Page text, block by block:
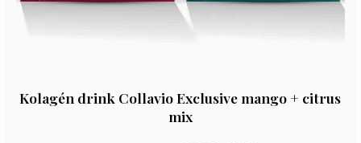
Kolagén drink Collavio Exclusive mango + citrus
mix